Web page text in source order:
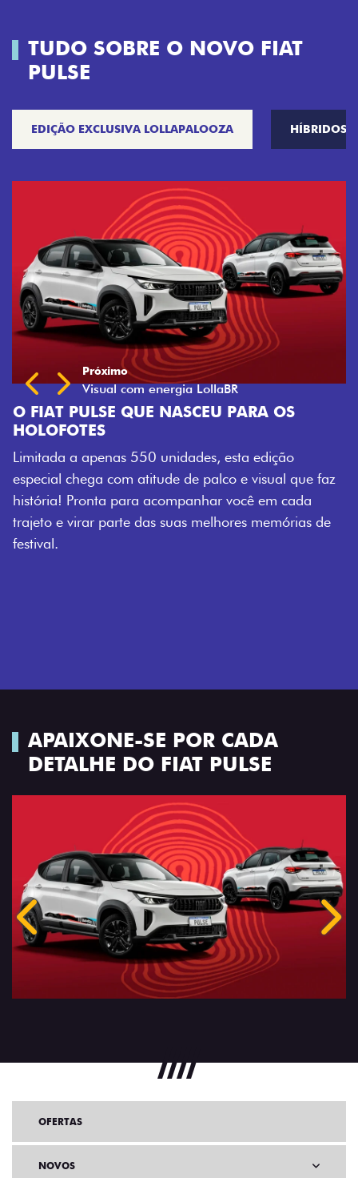
TUDO SOBRE O NOVO FIAT
PULSE
EDIÇÃO EXCLUSIVA LOLLAPALOOZA HÍBRIDOS
NASCEU PARA OS
unidades, esta edição
de palco e visual que faz
acompanhar você em cada
suas melhores memórias de
APAIXONE-SE POR CADA
DETALHE DO FIAT PULSE
Anterior
OFERTAS
NOVOS